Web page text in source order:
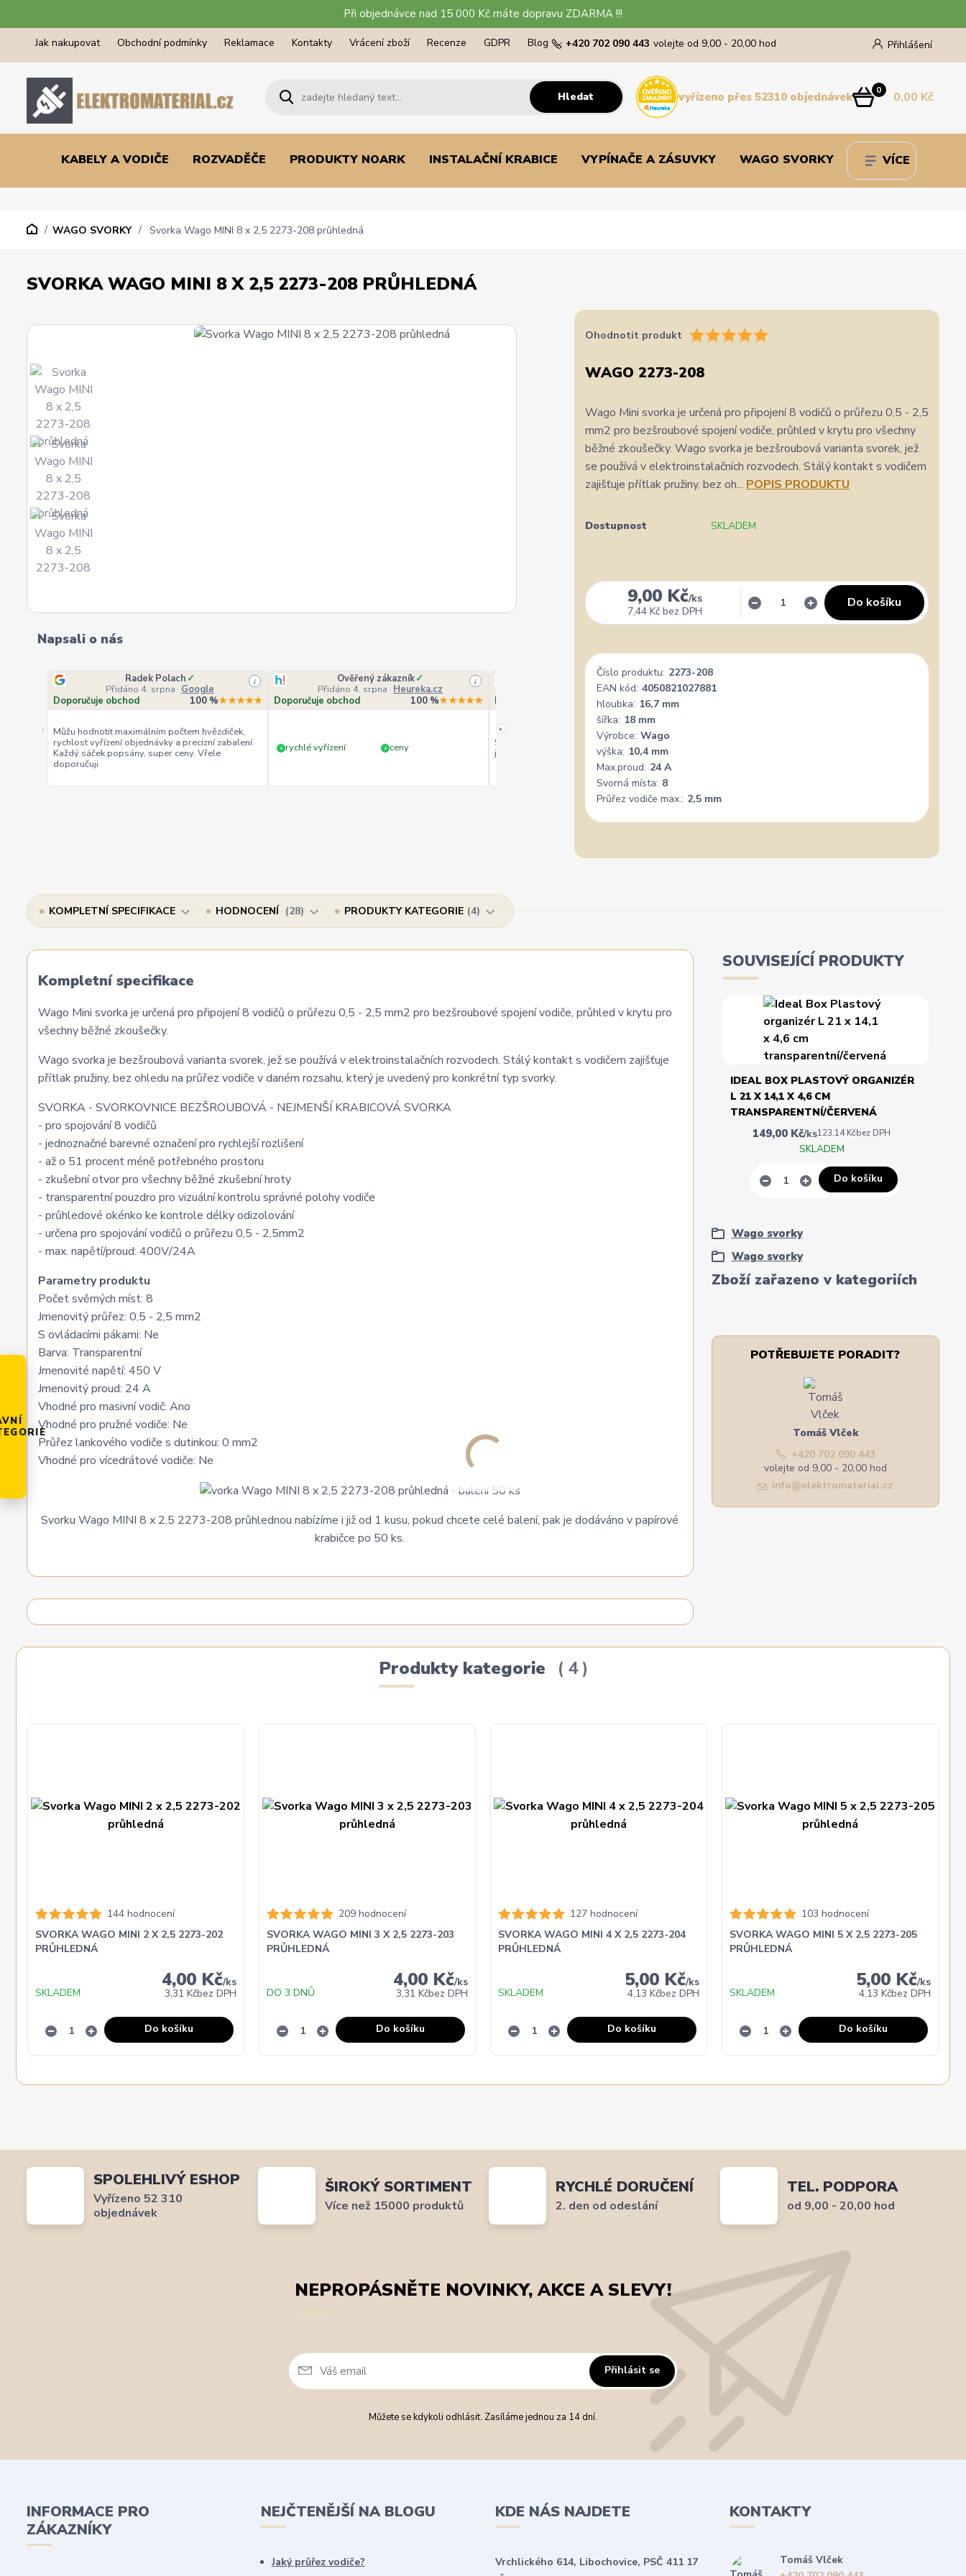
Při objednávce nad 15 000 Kč máte dopravu ZDARMA !!!
Jak nakupovat Obchodní podmínky Reklamace Kontakty Vrácení zboží Recenze GDPR Blog Přihlášení
Hledat
+420 702 090 443 volejte od 9,00 - 20,00 hod
0 0,00 Kč
vyřízeno přes 52310 objednávek
KABELY A VODIČE ROZVADĚČE PRODUKTY NOARK INSTALAČNÍ KRABICE VYPÍNAČE A ZÁSUVKY WAGO SVORKY VÍCE
WAGO SVORKY Svorka Wago MINI 8 x 2,5 2273-208 průhledná
SVORKA WAGO MINI 8 X 2,5 2273-208 PRŮHLEDNÁ
Napsali o nás
«
Radek Polach ✓
Přidáno 4. srpna · Google
i
Doporučuje obchod 100 %★★★★★
Můžu hodnotit maximálním počtem hvězdiček,
rychlost vyřízení objednávky a precizní zabalení.
Každý sáček popsány, super ceny. Vřele
doporučuji
Ověřený zákazník✓
Přidáno 4. srpna · Heureka.cz
i
Doporučuje obchod 100 %★★★★★
+ rychlé vyřízení + ceny
Veronika Veverková✓
Přidáno 4. srpna ·Google
Doporučuje obchod 100 % ★★★★★
Široký výběr, milý a vstřícný personál. Mohu
jedině doporučit.
»
Ohodnotit produkt
WAGO 2273-208
Wago Mini svorka je určená pro připojení 8 vodičů o průřezu 0,5 - 2,5
mm2 pro bezšroubové spojení vodiče, průhled v krytu pro všechny
běžné zkoušečky. Wago svorka je bezšroubová varianta svorek, jež
se používá v elektroinstalačních rozvodech. Stálý kontakt s vodičem
zajišťuje přítlak pružiny, bez oh... POPIS PRODUKTU
Dostupnost SKLADEM
9,00 Kč/ks
7,44 Kč bez DPH
Do košíku
Číslo produktu: 2273-208
EAN kód: 4050821027881
hloubka: 16,7 mm
šířka: 18 mm
Výrobce: Wago
výška: 10,4 mm
Max.proud: 24 A
Svorná místa: 8
Průřez vodiče max.: 2,5 mm
KOMPLETNÍ SPECIFIKACE HODNOCENÍ 28 PRODUKTY KATEGORIE 4
Kompletní specifikace
Wago Mini svorka je určená pro připojení 8 vodičů o průřezu 0,5 - 2,5 mm2 pro bezšroubové spojení vodiče, průhled v krytu pro
všechny běžné zkoušečky.
Wago svorka je bezšroubová varianta svorek, jež se používá v elektroinstalačních rozvodech. Stálý kontakt s vodičem zajišťuje
přítlak pružiny, bez ohledu na průřez vodiče v daném rozsahu, který je uvedený pro konkrétní typ svorky.
SVORKA - SVORKOVNICE BEZŠROUBOVÁ - NEJMENŠÍ KRABICOVÁ SVORKA
- pro spojování 8 vodičů
- jednoznačné barevné označení pro rychlejší rozlišení
- až o 51 procent méně potřebného prostoru
- zkušební otvor pro všechny běžné zkušební hroty
- transparentní pouzdro pro vizuální kontrolu správné polohy vodiče
- průhledové okénko ke kontrole délky odizolování
- určena pro spojování vodičů o průřezu 0,5 - 2,5mm2
- max. napětí/proud: 400V/24A
Parametry produktu
Počet svěrných míst: 8
Jmenovitý průřez: 0,5 - 2,5 mm2
S ovládacími pákami: Ne
Barva: Transparentní
Jmenovité napětí: 450 V
Jmenovitý proud: 24 A
Vhodné pro masivní vodič: Ano
Vhodné pro pružné vodiče: Ne
Průřez lankového vodiče s dutinkou: 0 mm2
Vhodné pro vícedrátové vodiče: Ne
Svorku Wago MINI 8 x 2,5 2273-208 průhlednou nabízíme i již od 1 kusu, pokud chcete celé balení, pak je dodáváno v papírové
krabičce po 50 ks.
Zboží zařazeno v kategoriích
Wago svorky
Wago svorky
SOUVISEJÍCÍ PRODUKTY
IDEAL BOX PLASTOVÝ ORGANIZÉR
L 21 X 14,1 X 4,6 CM
TRANSPARENTNÍ/ČERVENÁ
149,00 Kč/ks123,14 Kčbez DPH
SKLADEM
Do košíku
POTŘEBUJETE PORADIT?
Tomáš Vlček
+420 702 090 443
volejte od 9,00 - 20,00 hod
info@elektromaterial.cz
Produkty kategorie 4
144 hodnocení
SVORKA WAGO MINI 2 X 2,5 2273-202
PRŮHLEDNÁ
4,00 Kč/ks
3,31 Kčbez DPH
SKLADEM
Do košíku
209 hodnocení
SVORKA WAGO MINI 3 X 2,5 2273-203
PRŮHLEDNÁ
4,00 Kč/ks
3,31 Kčbez DPH
DO 3 DNŮ
Do košíku
127 hodnocení
SVORKA WAGO MINI 4 X 2,5 2273-204
PRŮHLEDNÁ
5,00 Kč/ks
4,13 Kčbez DPH
SKLADEM
Do košíku
103 hodnocení
SVORKA WAGO MINI 5 X 2,5 2273-205
PRŮHLEDNÁ
5,00 Kč/ks
4,13 Kčbez DPH
SKLADEM
Do košíku
SPOLEHLIVÝ ESHOP
Vyřízeno 52 310
objednávek
ŠIROKÝ SORTIMENT
Více než 15000 produktů
RYCHLÉ DORUČENÍ
2. den od odeslání
TEL. PODPORA
od 9,00 - 20,00 hod
NEPROPÁSNĚTE NOVINKY, AKCE A SLEVY!
Přihlásit se
Můžete se kdykoli odhlásit. Zasíláme jednou za 14 dní.
INFORMACE PRO
ZÁKAZNÍKY
NEJČTENĚJŠÍ NA BLOGU
Jaký průřez vodiče?
KDE NÁS NAJDETE
Vrchlického 614, Libochovice, PSČ 411 17
KONTAKTY
Tomáš Vlček